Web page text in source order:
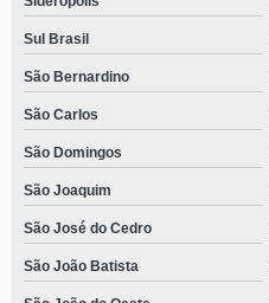
Sul Brasil
São Bernardino
São Carlos
São Domingos
São Joaquim
São José do Cedro
São João Batista